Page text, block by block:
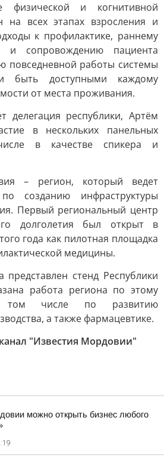
физической и когнитивной
на всех этапах взросления и
к профилактике, раннему
и сопровождению пациента
повседневной работы системы
и быть доступными каждому
от места проживания.
делегация республики, Артём
в нескольких панельных
в качестве спикера и
– регион, который ведет
созданию инфраструктуры
Первый региональный центр
долголетия был открыт в
года как пилотная площадка
медицины.
стенд Республики
работа региона по этому
том числе по развитию
а также фармацевтике.
"Известия Мордовии"
можно открыть бизнес любого